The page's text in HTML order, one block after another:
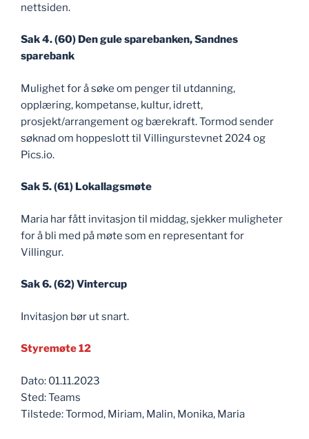
nettsiden.
Sak 4. (60) Den gule sparebanken, Sandnes
sparebank
Mulighet for å søke om penger til utdanning,
opplæring, kompetanse, kultur, idrett,
prosjekt/arrangement og bærekraft. Tormod sender
søknad om hoppeslott til Villingurstevnet 2024 og
Pics.io.
Sak 5. (61) Lokallagsmøte
Maria har fått invitasjon til middag, sjekker muligheter
for å bli med på møte som en representant for
Villingur.
Sak 6. (62) Vintercup
Invitasjon bør ut snart.
Styremøte 12
Dato: 01.11.2023
Sted: Teams
Tilstede: Tormod, Miriam, Malin, Monika, Maria